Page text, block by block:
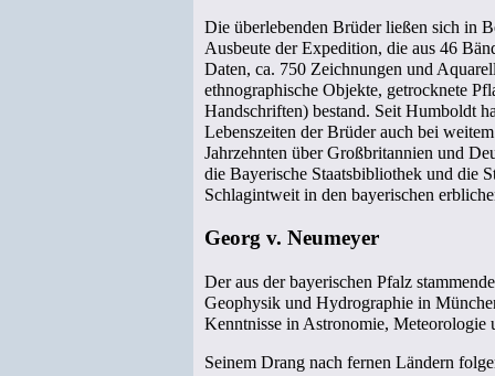
Die überlebenden Brüder ließen sich in
Ausbeute der Expedition, die aus 46
Daten, ca. 750 Zeichnungen und
ethnographische Objekte, getrocknete
Handschriften) bestand. Seit Humboldt
Lebenszeiten der Brüder auch bei
Jahrzehnten über Großbritannien und
die Bayerische Staatsbibliothek und die
Schlagintweit in den bayerischen
Georg v. Neumeyer
Der aus der bayerischen Pfalz
Geophysik und Hydrographie in
Kenntnisse in Astronomie, Meteorologie
Seinem Drang nach fernen Ländern